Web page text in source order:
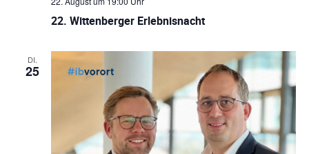
22. Wittenberger Erlebnisnacht
DI.
25